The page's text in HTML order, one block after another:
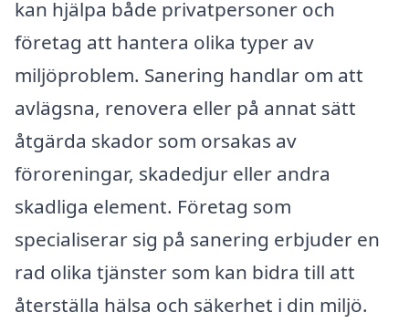
kan hjälpa både privatpersoner och
företag att hantera olika typer av
miljöproblem. Sanering handlar om att
avlägsna, renovera eller på annat sätt
åtgärda skador som orsakas av
föroreningar, skadedjur eller andra
skadliga element. Företag som
specialiserar sig på sanering erbjuder en
rad olika tjänster som kan bidra till att
återställa hälsa och säkerhet i din miljö.